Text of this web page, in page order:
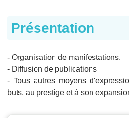
Présentation
- Organisation de manifestations.
- Diffusion de publications
- Tous autres moyens
buts, au prestige et à son